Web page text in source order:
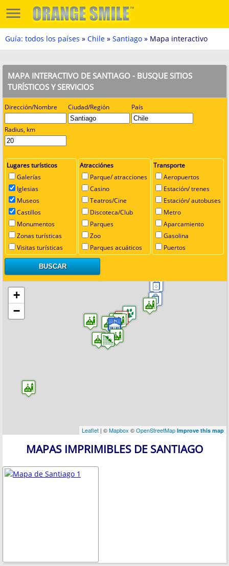
Guía: todos los países » Chile » Santiago » Mapa interactivo
MAPA INTERACTIVO DE SANTIAGO - BUSQUE SITIOS
TURÍSTICOS Y SERVICIOS
Dirección/Nombre Ciudad/Región País
Radius, km
Lugares turísticos
Galerías
Iglesias
Museos
Castillos
Monumentos
Zonas turísticas
Visitas turísticas
Atracciónes
Parque/ atracciones
Casino
Teatros/Cine
Discoteca/Club
Parques
Zoo
Parques acuáticos
Transporte
Aeropuertos
Estación/ trenes
Estación/ autobuses
Metro
Aparcamiento
Gasolina
Puertos
+
−
Leaflet | ©Mapbox ©OpenStreetMap Improve this map
MAPAS IMPRIMIBLES DE SANTIAGO